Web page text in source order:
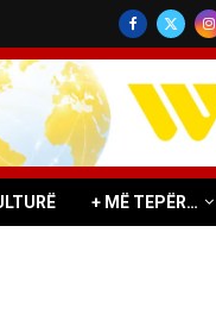
+ MË TEPËR…